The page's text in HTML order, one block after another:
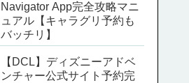
Navigator App完全攻略マニ
ュアル【キャラグリ予約も
バッチリ】
【DCL】ディズニーアドベ
ンチャー公式サイト予約完